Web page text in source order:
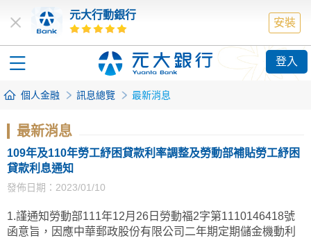
元大行動銀行
安裝
登入
個人金融 訊息總覽 最新消息
最新消息
109年及110年勞工紓困貸款利率調整及勞動部補貼勞工紓困
貸款利息通知
發佈日期：2023/01/10
1.謹通知勞動部111年12月26日勞動福2字第1110146418號
函意旨，因應中華郵政股份有限公司二年期定期儲金機動利